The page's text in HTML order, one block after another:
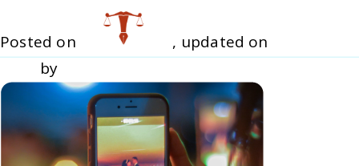
Toggle navigation
VIDEO KALDIRMA
Posted on July 14, 2021 , updated on
by